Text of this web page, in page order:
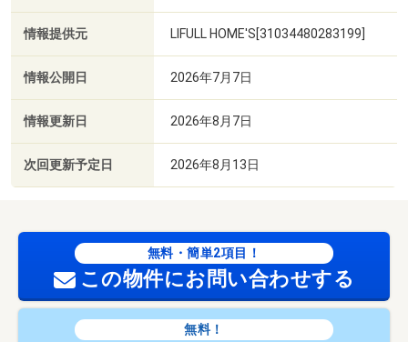
情報提供元 LIFULL HOME'S[31034480283199]
情報公開日 2026年7月7日
情報更新日 2026年8月7日
次回更新予定日 2026年8月13日
無料・簡単2項目！
この物件にお問い合わせする
無料！